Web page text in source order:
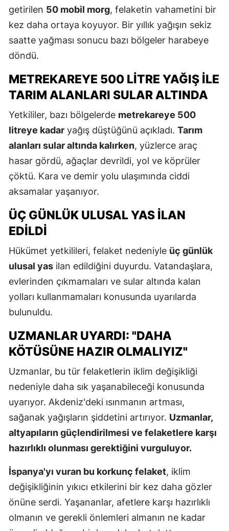
getirilen 50 mobil morg, felaketin vahametini bir
kez daha ortaya koyuyor. Bir yıllık yağışın sekiz
saatte yağması sonucu bazı bölgeler harabeye
döndü.
METREKAREYE 500 LITRE YAĞIŞ İLE
TARIM ALANLARI SULAR ALTINDA
Yetkililer, bazı bölgelerde metrekareye 500
litreye kadar yağış düştüğünü açıkladı. Tarım
alanları sular altında kalırken, yüzlerce araç
hasar gördü, ağaçlar devrildi, yol ve köprüler
çöktü. Kara ve demir yolu ulaşımında ciddi
aksamalar yaşanıyor.
ÜÇ GÜNLÜK ULUSAL YAS İLAN
EDILDI
Hükümet yetkilileri, felaket nedeniyle üç günlük
ulusal yas ilan edildiğini duyurdu. Vatandaşlara,
evlerinden çıkmamaları ve sular altında kalan
yolları kullanmamaları konusunda uyarılarda
bulunuldu.
UZMANLAR UYARDI: "DAHA
KÖTÜSÜNE HAZIR OLMALIYIZ"
Uzmanlar, bu tür felaketlerin iklim değişikliği
nedeniyle daha sık yaşanabileceği konusunda
uyarıyor. Akdeniz'deki ısınmanın artması,
sağanak yağışların şiddetini artırıyor. Uzmanlar,
altyapıların güçlendirilmesi ve felaketlere karşı
hazırlıklı olunması gerektiğini vurguluyor.
İspanya'yı vuran bu korkunç felaket, iklim
değişikliğinin yıkıcı etkilerini bir kez daha gözler
önüne serdi. Yaşananlar, afetlere karşı hazırlıklı
olmanın ve gerekli önlemleri almanın ne kadar